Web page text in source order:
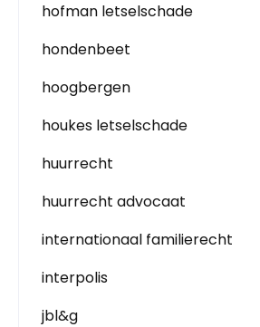
hofman letselschade
hondenbeet
hoogbergen
houkes letselschade
huurrecht
huurrecht advocaat
internationaal familierecht
interpolis
jbl&g